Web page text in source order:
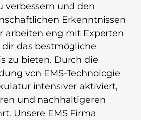
verbessern und den
Erkenntnissen
arbeiten eng mit Experten
das bestmögliche
zu bieten. Durch die
von EMS-Technologie
intensiver aktiviert,
und nachhaltigeren
Unsere EMS Firma